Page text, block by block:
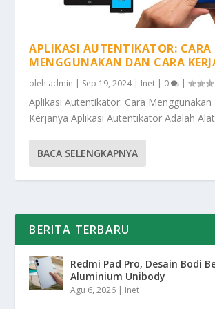
APLIKASI AUTENTIKATOR: CARA
MENGGUNAKAN DAN CARA
oleh admin | Sep 19, 2024| Inet | 0 |
Aplikasi Autentikator: Cara Menggunakan
Kerjanya Aplikasi Autentikator Adalah Alat
BACA SELENGKAPNYA
BERITA TERBARU
Redmi Pad Pro, Desain Bodi
Aluminium Unibody
Agu 6, 2026 | Inet